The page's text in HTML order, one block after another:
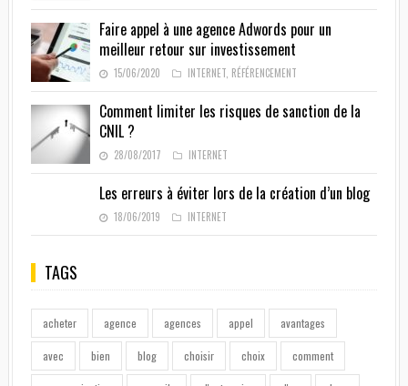
Faire appel à une agence Adwords pour un
meilleur retour sur investissement
15/06/2020 INTERNET, RÉFÉRENCEMENT
Comment limiter les risques de sanction de la
CNIL ?
28/08/2017 INTERNET
Les erreurs à éviter lors de la création d’un blog
18/06/2019 INTERNET
TAGS
acheter agence agences appel avantages
avec bien blog choisir choix comment